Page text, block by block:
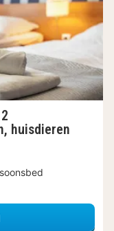
huisdieren
voor Klassieke